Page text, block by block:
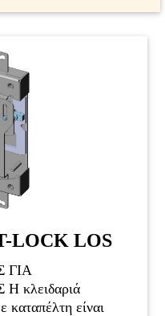
LOS
ΓΙΑ
κλειδαριά
είναι